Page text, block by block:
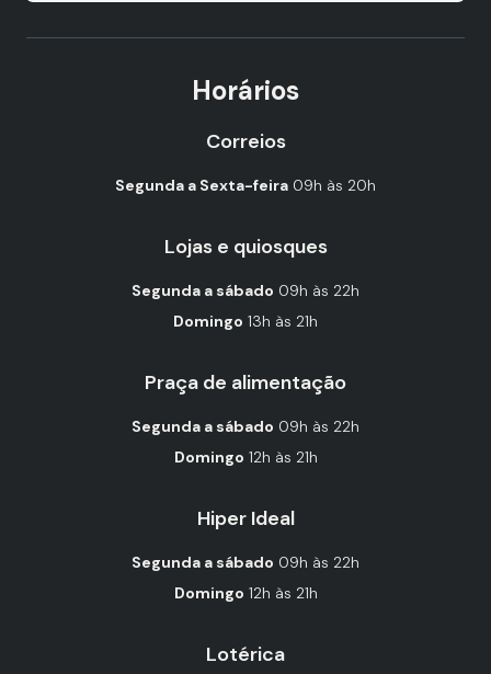
Horários
Correios
Segunda a Sexta-feira 09h às 20h
Lojas e quiosques
Segunda a sábado 09h às 22h
Domingo 13h às 21h
Praça de alimentação
Segunda a sábado 09h às 22h
Domingo 12h às 21h
Hiper Ideal
Segunda a sábado 09h às 22h
Domingo 12h às 21h
Lotérica